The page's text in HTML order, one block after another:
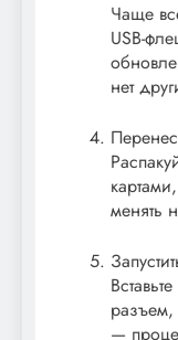
Чаще
USB-
нет
менять
разъем,
—